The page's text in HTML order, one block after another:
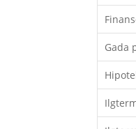
Gada